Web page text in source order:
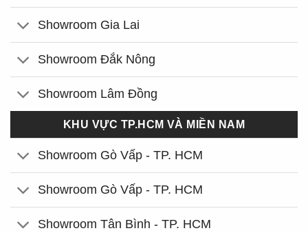
Showroom Gia Lai
Showroom Đắk Nông
Showroom Lâm Đồng
KHU VỰC TP.HCM VÀ MIỀN NAM
Showroom Gò Vấp - TP. HCM
Showroom Gò Vấp - TP. HCM
Showroom Tân Bình - TP. HCM